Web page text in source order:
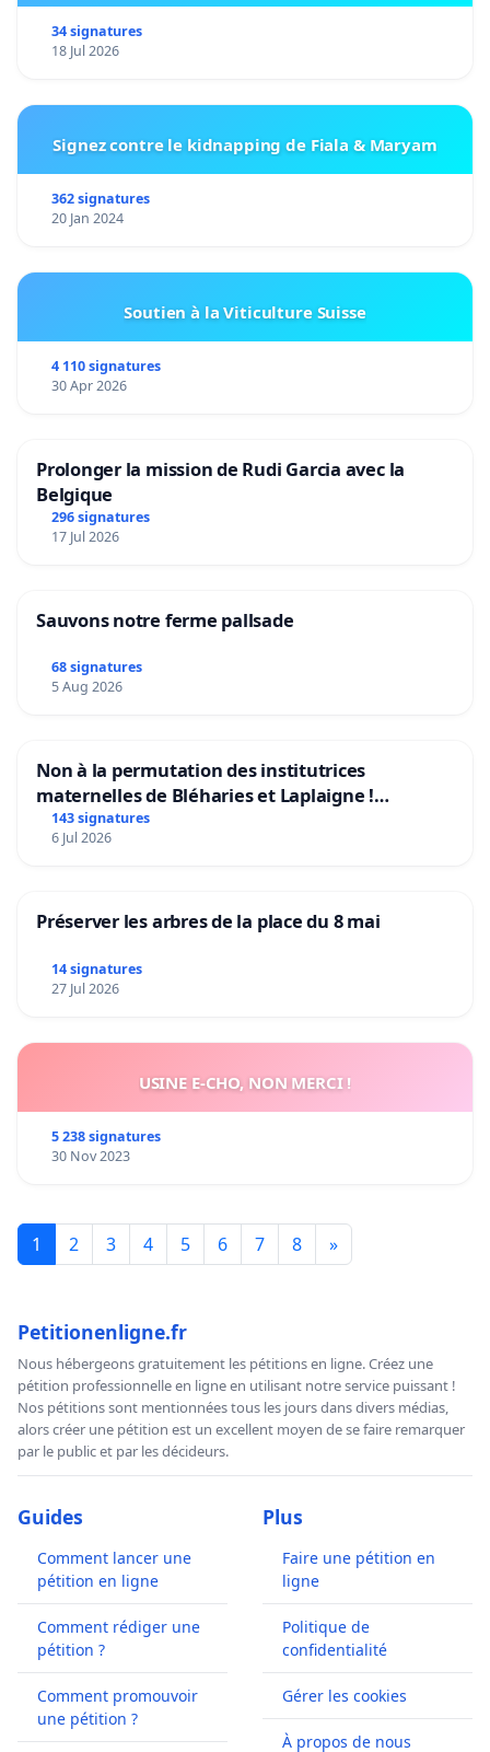
34 signatures
18 Jul 2026
Signez contre le kidnapping de Fiala & Maryam
362 signatures
20 Jan 2024
Soutien à la Viticulture Suisse
4 110 signatures
30 Apr 2026
Prolonger la mission de Rudi Garcia avec la
Belgique
296 signatures
17 Jul 2026
Sauvons notre ferme pallsade
68 signatures
5 Aug 2026
Non à la permutation des institutrices
maternelles de Bléharies et Laplaigne !
Préservons la stabilité de nos enfants.
143 signatures
6 Jul 2026
Préserver les arbres de la place du 8 mai
14 signatures
27 Jul 2026
USINE E-CHO, NON MERCI !
5 238 signatures
30 Nov 2023
1 2 3 4 5 6 7 8 »
Petitionenligne.fr
Nous hébergeons gratuitement les pétitions en ligne. Créez une
pétition professionnelle en ligne en utilisant notre service puissant !
Nos pétitions sont mentionnées tous les jours dans divers médias,
alors créer une pétition est un excellent moyen de se faire remarquer
par le public et par les décideurs.
Guides
Comment lancer une
pétition en ligne
Comment rédiger une
pétition ?
Comment promouvoir
une pétition ?
Plus
Faire une pétition en
ligne
Politique de
confidentialité
Gérer les cookies
À propos de nous